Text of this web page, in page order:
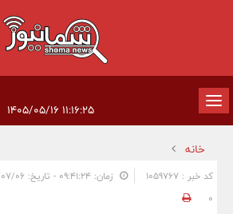
تغییر
وضعیت
ناوبری
خانه
کد خبر : 1059767 زمان: ۰۹:۴۱:۲۴ - تاریخ: ۱۴۰۲/۰۷/۰۶
0